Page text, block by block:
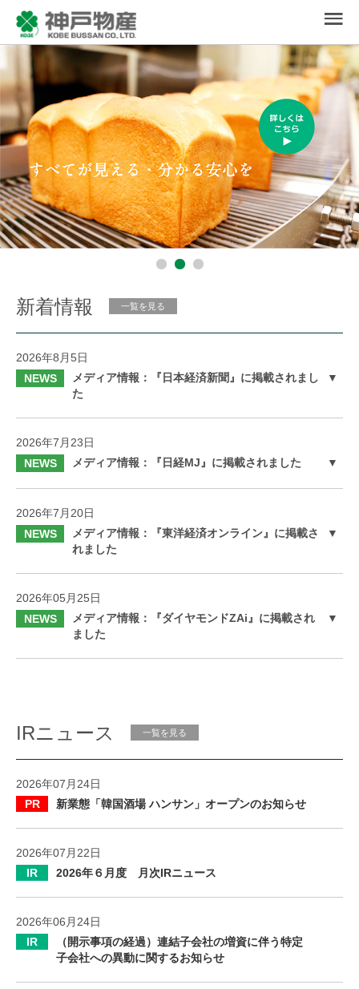
新着情報 一覧を見る
2026年8月5日
NEWS
メディア情報：『日本経済新聞』に掲載されまし
た
2026年7月23日
NEWS
メディア情報：『日経MJ』に掲載されました
2026年7月20日
NEWS
メディア情報：『東洋経済オンライン』に掲載さ
れました
2026年05月25日
NEWS
メディア情報：『ダイヤモンドZAi』に掲載され
ました
IRニュース 一覧を見る
2026年07月24日
PR
新業態「韓国酒場 ハンサン」オープンのお知らせ
2026年07月22日
IR
2026年６月度 月次IRニュース
2026年06月24日
IR
（開示事項の経過）連結子会社の増資に伴う特定
子会社への異動に関するお知らせ